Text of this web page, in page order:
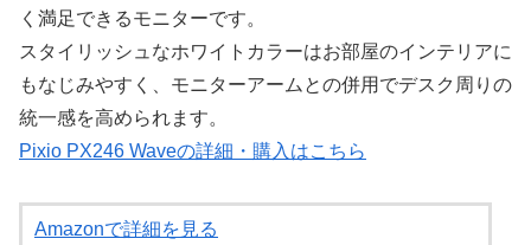
く満足できるモニターです。
スタイリッシュなホワイトカラーはお部屋のインテリアに
もなじみやすく、モニターアームとの併用でデスク周りの
統一感を高められます。
Pixio PX246 Waveの詳細・購入はこちら
Amazonで詳細を見る